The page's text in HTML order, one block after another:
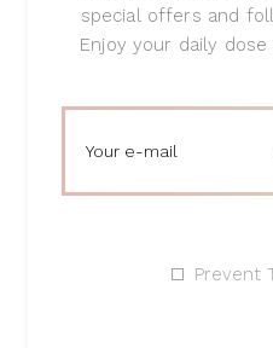
special offers and
Enjoy your daily
Prevent